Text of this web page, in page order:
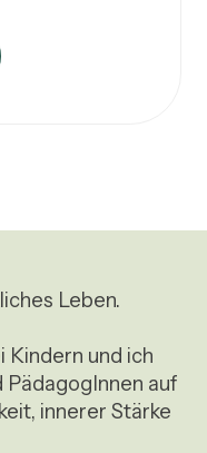
Leben.
Kindern und ich
auf
innerer Stärke